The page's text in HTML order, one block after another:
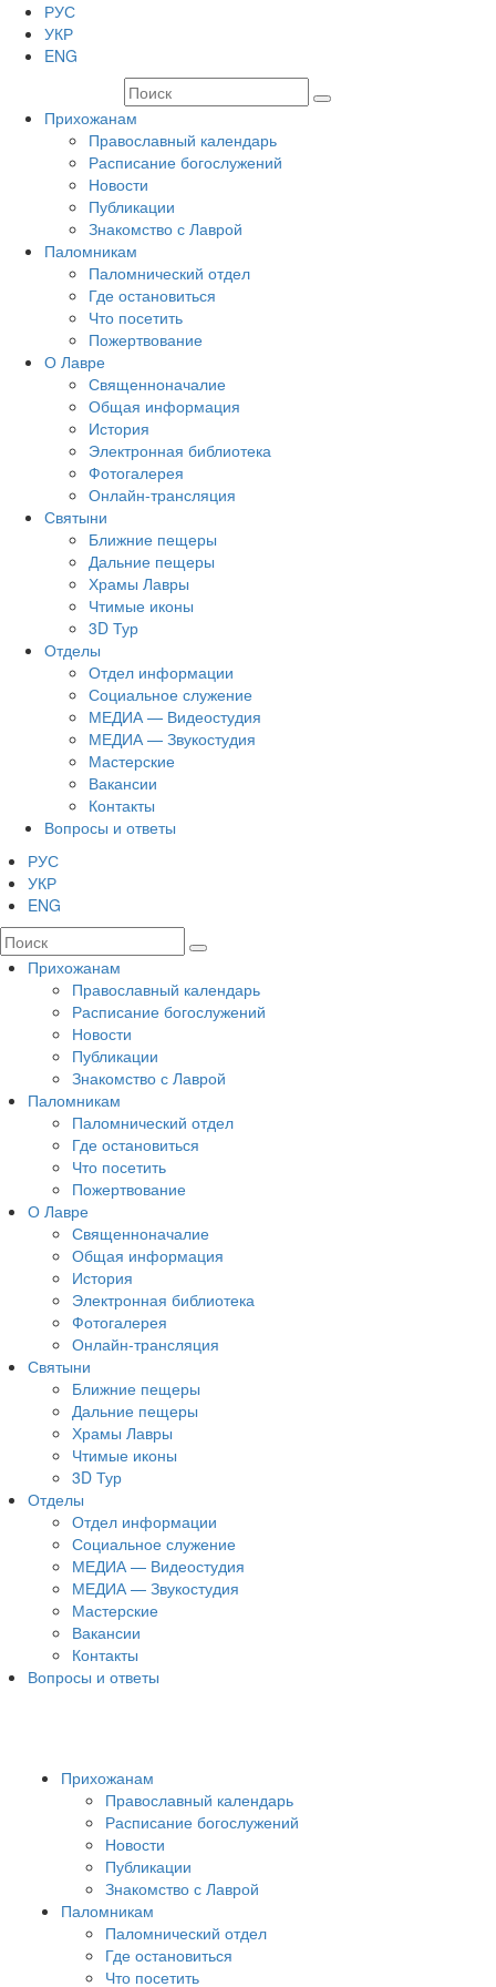
РУС
УКР
ENG
Прихожанам
Православный календарь
Расписание богослужений
Новости
Публикации
Знакомство с Лаврой
Паломникам
Паломнический отдел
Где остановиться
Что посетить
Пожертвование
О Лавре
Священноначалие
Общая информация
История
Электронная библиотека
Фотогалерея
Онлайн-трансляция
Святыни
Ближние пещеры
Дальние пещеры
Храмы Лавры
Чтимые иконы
3D Тур
Отделы
Отдел информации
Социальное служение
МЕДИА — Видеостудия
МЕДИА — Звукостудия
Мастерские
Вакансии
Контакты
Вопросы и ответы
РУС
УКР
ENG
Прихожанам
Православный календарь
Расписание богослужений
Новости
Публикации
Знакомство с Лаврой
Паломникам
Паломнический отдел
Где остановиться
Что посетить
Пожертвование
О Лавре
Священноначалие
Общая информация
История
Электронная библиотека
Фотогалерея
Онлайн-трансляция
Святыни
Ближние пещеры
Дальние пещеры
Храмы Лавры
Чтимые иконы
3D Тур
Отделы
Отдел информации
Социальное служение
МЕДИА — Видеостудия
МЕДИА — Звукостудия
Мастерские
Вакансии
Контакты
Вопросы и ответы
Прихожанам
Православный календарь
Расписание богослужений
Новости
Публикации
Знакомство с Лаврой
Паломникам
Паломнический отдел
Где остановиться
Что посетить